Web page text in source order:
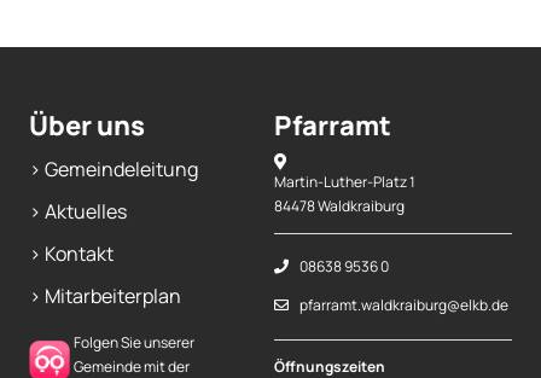
Über uns
> Gemeindeleitung
> Aktuelles
> Kontakt
> Mitarbeiterplan
Folgen Sie unserer
Gemeinde mit der
Pfarramt
Martin-Luther-Platz 1
84478 Waldkraiburg
08638 9536 0
pfarramt.waldkraiburg@elkb.de
Öffnungszeiten